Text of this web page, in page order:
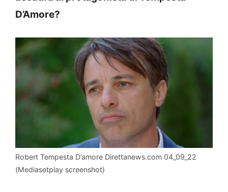
D’Amore?
Robert Tempesta D’amore Direttanews.com 04_09_22
(Mediasetplay screenshot)